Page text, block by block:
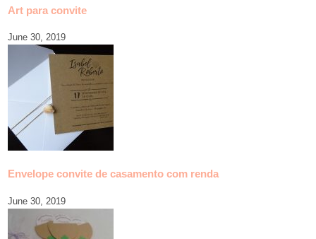
Art para convite
June 30, 2019
Envelope convite de casamento com renda
June 30, 2019